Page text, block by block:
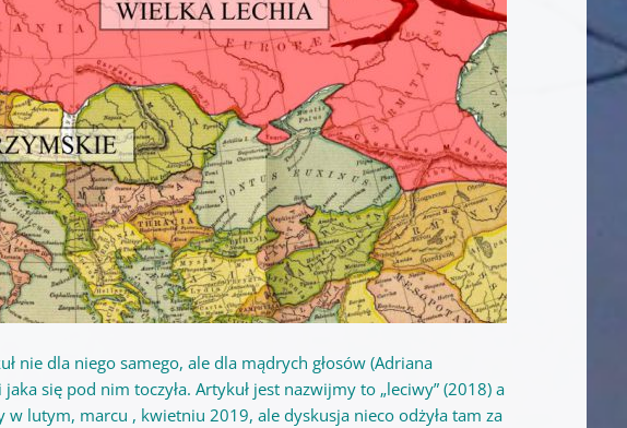
nie dla niego samego, ale dla mądrych głosów (Adriana
się pod nim toczyła. Artykuł jest nazwijmy to „leciwy” (2018) a
w lutym, marcu , kwietniu 2019, ale dyskusja nieco odżyła tam za